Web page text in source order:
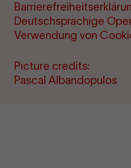
Deutschsprachige
Verwendung von
Picture credits:
Pascal Albandopulos